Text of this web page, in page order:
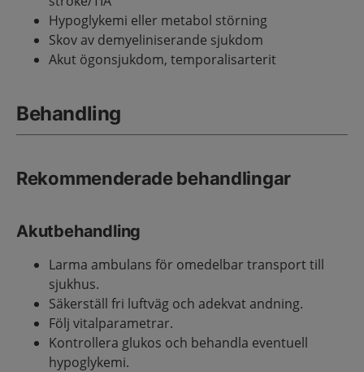
Hypoglykemi eller metabol störning
Skov av demyeliniserande sjukdom
Akut ögonsjukdom, temporalisarterit
Behandling
Rekommenderade behandlingar
Akutbehandling
Larma ambulans för omedelbar transport till
sjukhus.
Säkerställ fri luftväg och adekvat andning.
Följ vitalparametrar.
Kontrollera glukos och behandla eventuell
hypoglykemi.